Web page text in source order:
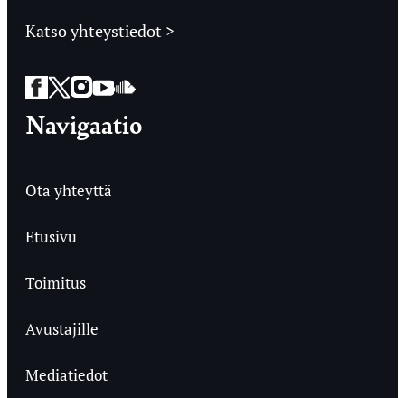
Katso yhteystiedot >
Facebook
Twitter
Instagram
YouTube
SoundCloud
Navigaatio
Ota yhteyttä
Etusivu
Toimitus
Avustajille
Mediatiedot